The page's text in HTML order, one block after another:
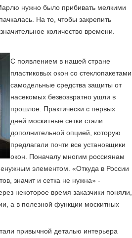
нужно было прибивать мелкими
На то, чтобы закрепить
количество времени.
С появлением в нашей стране
пластиковых окон со стеклопакетами
самодельные средства защиты от
насекомых безвозвратно ушли в
прошлое. Практически с первых
дней москитные сетки стали
дополнительной опцией, которую
предлагали почти все установщики
окон. Поначалу многим россиянам
элементом. «Откуда в России
значит и сетка не нужна» -
некоторое время заказчики поняли,
а в полезной функции москитных
привычной деталью интерьера